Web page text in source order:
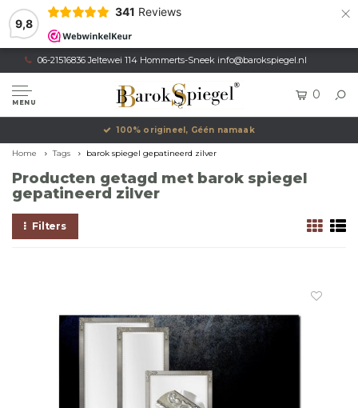
9,8
341 Reviews ×
06-21516836 Jeltewei 114 Hommerts-Sneek info@barokspiegel.nl
MENU
0
100% origineel, Géén namaak
Home Tags barok spiegel gepatineerd zilver
Producten getagd met barok spiegel
gepatineerd zilver
Filters